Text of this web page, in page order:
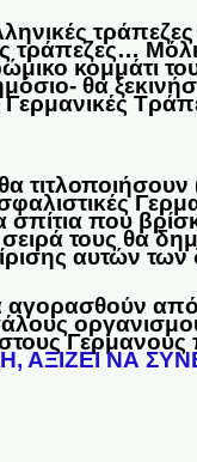
τράπεζες…
κομμάτι
θα
Γερμανικές
που
σειρά τους θα
αυτών των
αγορασθούν
Γερμανούς
ΑΞΙΖΕΙ ΝΑ